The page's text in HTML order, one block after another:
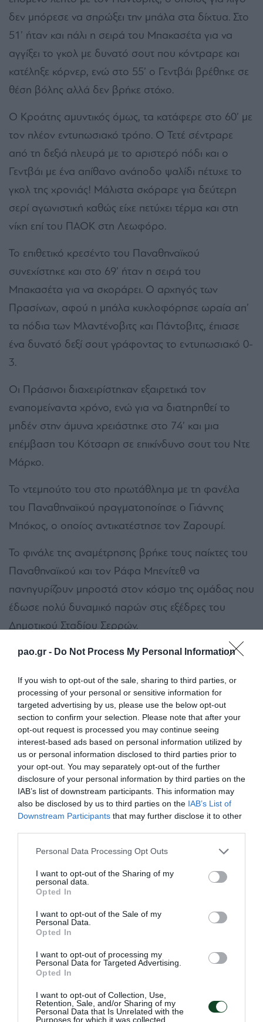
pao.gr - Do Not Process My Personal Information
If you wish to opt-out of the sale, sharing to third parties, or
processing of your personal or sensitive information for
targeted advertising by us, please use the below opt-out
section to confirm your selection. Please note that after your
opt-out request is processed you may continue seeing
interest-based ads based on personal information utilized by
us or personal information disclosed to third parties prior to
your opt-out. You may separately opt-out of the further
disclosure of your personal information by third parties on the
IAB’s list of downstream participants. This information may
also be disclosed by us to third parties on the IAB’s List of
Downstream Participants that may further disclose it to other
Please note that this website/app uses one or more Google
not limited to your visit or usage behaviour. You may click to
grant or deny consent to Google and its third-party tags to
use your data for below specified purposes in below Google
consent section.
Personal Data Processing Opt Outs
I want to opt-out of the Sharing of my
personal data.
Opted In
I want to opt-out of the Sale of my
Personal Data.
Opted In
I want to opt-out of processing my
Personal Data for Targeted Advertising.
Opted In
I want to opt-out of Collection, Use,
Retention, Sale, and/or Sharing of my
Personal Data that Is Unrelated with the
Purposes for which it was collected.
δεν μπόρεσε να σπρώξει την μπάλα στα δίχτυα. Στο
51’ ήταν και πάλι η σειρά του Μπακασέτα για να
αγγίξει το γκολ με δυνατό σουτ που κόντραρε και
κατέληξε κόρνερ, ενώ στο 55’ ο Γεντβάι βρέθηκε σε
θέση βόλης αλλά δεν βρήκε στόχο.
Ο Κροάτης αμυντικός όμως, τα κατάφερε στο 60’ με
τον πλέον εντυπωσιακό τρόπο. Ο Τετέ σέντραρε
από τη δεξιά πλευρά με το αριστερό πόδι και ο
Γεντβάι με ένα απίθανο ανάποδο ψαλίδι πέτυχε το
γκολ της χρονιάς! Μάλιστα σκόραρε για δεύτερη
σερί αγωνιστική καθώς είχε πετύχει τέρμα και στη
νίκη επί του ΠΑΟΚ στη Λεωφόρο.
Το επιθετικό κρεσέντο του Παναθηναϊκού
συνεχίστηκε και στο 69’ ήταν η σειρά του
Μπακασέτα για να σκοράρει. Ο αρχηγός των
Πρασίνων, αφού η μπάλα κυκλοφόρησε ωραία απ’
τα πόδια των Μλαντένοβιτς και Πάντοβιτς, έπιασε
ένα δυνατό δεξί σουτ γράφοντας το εντυπωσιακό 0-
3.
Οι Πράσινοι διαχειρίστηκαν εξαιρετικά τον
εναπομείναντα χρόνο, ενώ για να διατηρηθεί το
μηδέν στην άμυνα χρειάστηκε στο 74’ και μια
επέμβαση του Κότσαρη σε επικίνδυνο σουτ του Ντε
Μάρκο.
Το ντεμπούτο του στο πρωτάθλημα με τη φανέλα
του Παναθηναϊκού πραγματοποίησε ο Γιάννης
Μπόκος, ο οποίος αντικατέστησε τον Ζαρουρί.
Το φινάλε της αναμέτρησης βρήκε τους παίκτες του
Παναθηναϊκού και τον Ράφα Μπενίτεθ να
πανηγυρίζουν μπροστά στον κόσμο της ομάδας που
έδωσε πολύ δυναμικό παρών στις εξέδρες του
Δημοτικού Σταδίου Σερρών.
Πανσερραϊκός: Τιναλίνι, Λύρατζης, Βόλνεϊ, Ντε
Γκαλβάν), Λιάσος, Γκριν, Νούνελι, Δοϊρανλής (66’
Ομεόνγκα), Καρέλης (57’ Μάρας, 81’ Μπανζακί).
Παναθηναϊκός : Λαφόν (46’ Κότσαρης), Γεντβάι,
Μλαντένοβιτς, Πάλμερ Μπράουν, Τουμπά, Σιώπης,
Τσιριβέγια (42’ Τσέριν), Μπακασέτας, Τετέ (82’
Μαντσίνι), Ζαρουρί (82’ Μπόκος), Πάντοβιτς (73’
Σφιντέρσκι).